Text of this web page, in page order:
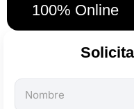
100% Online
Todos
los